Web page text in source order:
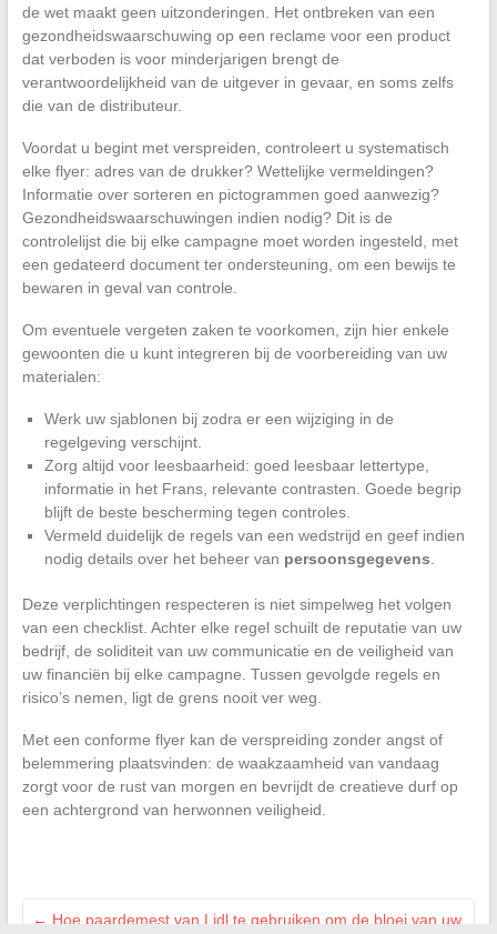
de wet maakt geen uitzonderingen. Het ontbreken van een
gezondheidswaarschuwing op een reclame voor een product
dat verboden is voor minderjarigen brengt de
verantwoordelijkheid van de uitgever in gevaar, en soms zelfs
die van de distributeur.
Voordat u begint met verspreiden, controleert u systematisch
elke flyer: adres van de drukker? Wettelijke vermeldingen?
Informatie over sorteren en pictogrammen goed aanwezig?
Gezondheidswaarschuwingen indien nodig? Dit is de
controlelijst die bij elke campagne moet worden ingesteld, met
een gedateerd document ter ondersteuning, om een bewijs te
bewaren in geval van controle.
Om eventuele vergeten zaken te voorkomen, zijn hier enkele
gewoonten die u kunt integreren bij de voorbereiding van uw
materialen:
Werk uw sjablonen bij zodra er een wijziging in de
regelgeving verschijnt.
Zorg altijd voor leesbaarheid: goed leesbaar lettertype,
informatie in het Frans, relevante contrasten. Goede begrip
blijft de beste bescherming tegen controles.
Vermeld duidelijk de regels van een wedstrijd en geef indien
nodig details over het beheer van persoonsgegevens
Deze verplichtingen respecteren is niet simpelweg het volgen
van een checklist. Achter elke regel schuilt de reputatie van uw
bedrijf, de soliditeit van uw communicatie en de veiligheid van
uw financiën bij elke campagne. Tussen gevolgde regels en
risico’s nemen, ligt de grens nooit ver weg.
Met een conforme flyer kan de verspreiding zonder angst of
belemmering plaatsvinden: de waakzaamheid van vandaag
zorgt voor de rust van morgen en bevrijdt de creatieve durf op
een achtergrond van herwonnen veiligheid.
← Hoe paardemest van Lidl te gebruiken om de bloei van uw